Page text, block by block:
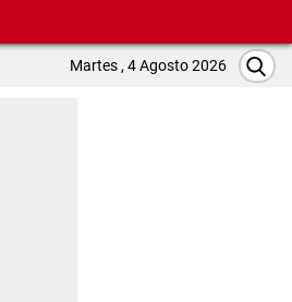
Martes , 4 Agosto 2026